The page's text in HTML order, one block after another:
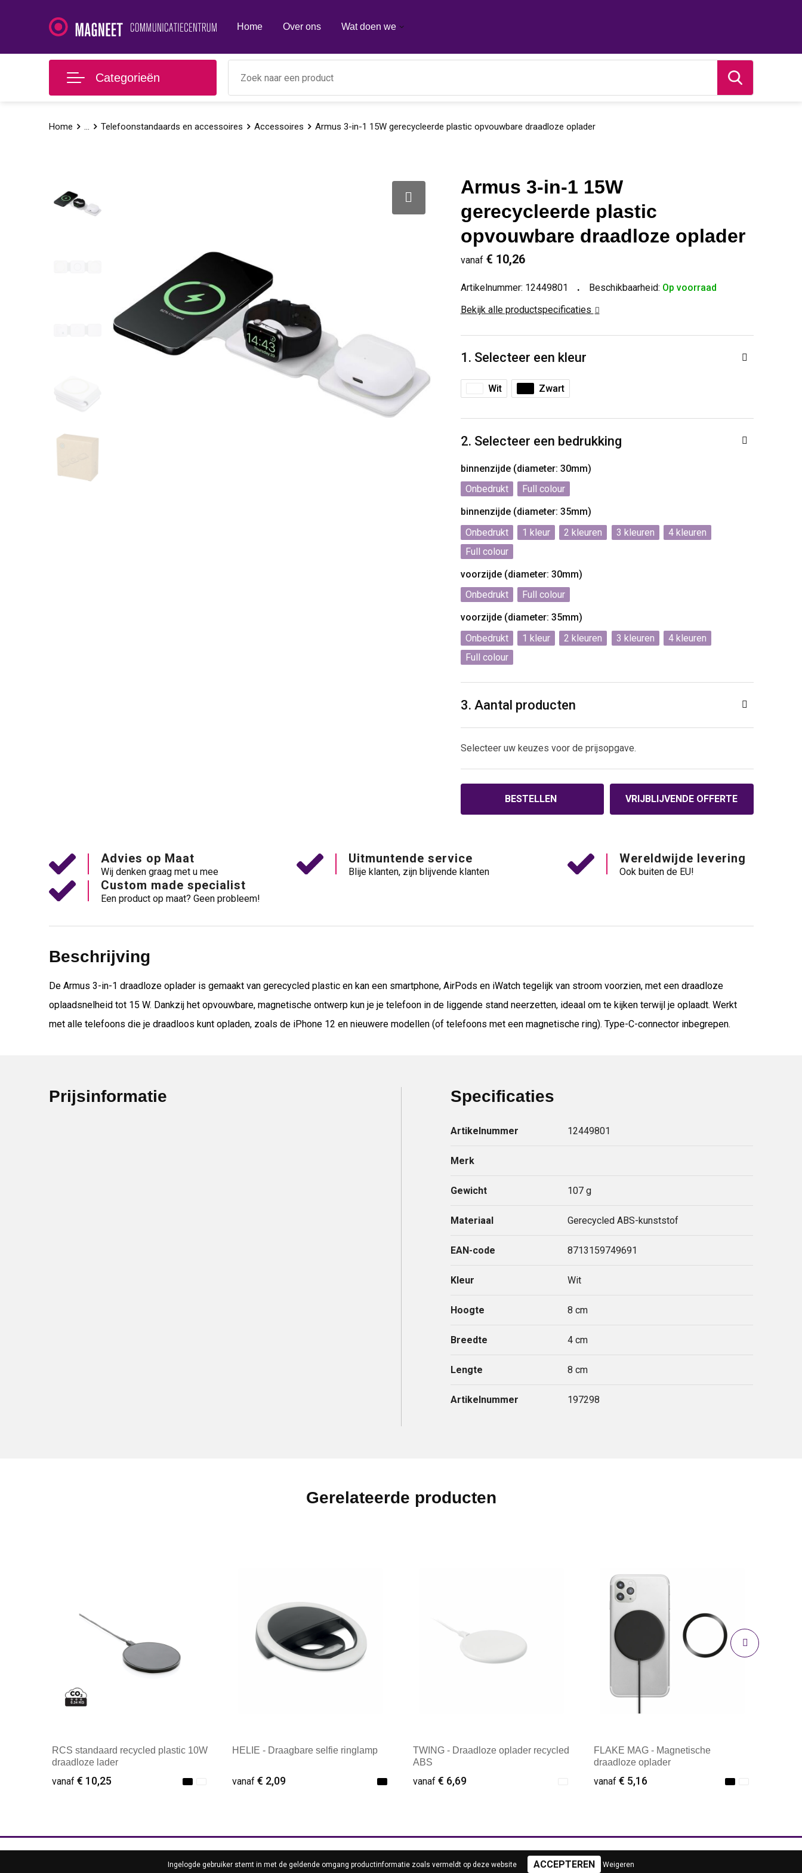
Home Over ons Wat doen we
Categorieën
Home ... Telefoonstandaards en accessoires Accessoires Armus 3-in-1 15W gerecycleerde plastic opvouwbare draadloze oplader
Armus 3-in-1 15W
gerecycleerde plastic
opvouwbare draadloze oplader
vanaf € 10,26
Artikelnummer: 12449801 Beschikbaarheid: Op voorraad
Bekijk alle productspecificaties
1. Selecteer een kleur
Wit Zwart
2. Selecteer een bedrukking
binnenzijde (diameter: 30mm)
Onbedrukt
Full colour
binnenzijde (diameter: 35mm)
Onbedrukt
1 2 3
4
Full colour
voorzijde (diameter: 30mm)
Onbedrukt
Full colour
voorzijde (diameter: 35mm)
Onbedrukt
1 2 3
4
Full colour
3. Aantal producten
Selecteer uw keuzes voor de prijsopgave.
BESTELLEN VRIJBLIJVENDE OFFERTE
Advies op Maat
Wij denken graag met u mee
Uitmuntende service
Blije klanten, zijn blijvende klanten
Wereldwijde levering
Ook buiten de EU!
Custom made specialist
Een product op maat? Geen probleem!
Beschrijving
De Armus 3-in-1 draadloze oplader is gemaakt van gerecycled plastic en kan een smartphone, AirPods en iWatch tegelijk van stroom voorzien, met een draadloze
oplaadsnelheid tot 15 W. Dankzij het opvouwbare, magnetische ontwerp kun je je telefoon in de liggende stand neerzetten, ideaal om te kijken terwijl je oplaadt. Werkt
met alle telefoons die je draadloos kunt opladen, zoals de iPhone 12 en nieuwere modellen (of telefoons met een magnetische ring). Type-C-connector inbegrepen.
Prijsinformatie Specificaties
Artikelnummer 12449801
Merk
Gewicht 107 g
Materiaal Gerecycled ABS-kunststof
EAN-code 8713159749691
Kleur Wit
Hoogte 8 cm
Breedte 4 cm
Lengte 8 cm
Artikelnummer 197298
Gerelateerde producten
RCS standaard recycled plastic 10W
draadloze lader
vanaf € 10,25
HELIE - Draagbare selfie ringlamp
vanaf€ 2,09
TWING - Draadloze oplader recycled
ABS
vanaf € 6,69
FLAKE MAG - Magnetische
draadloze oplader
vanaf € 5,16
INFORMATIE KLANTENSERVICE VEILIG WINKELEN
Ingelogde gebruiker stemt in met de geldende omgang productinformatie zoals vermeldt op deze website Weigeren